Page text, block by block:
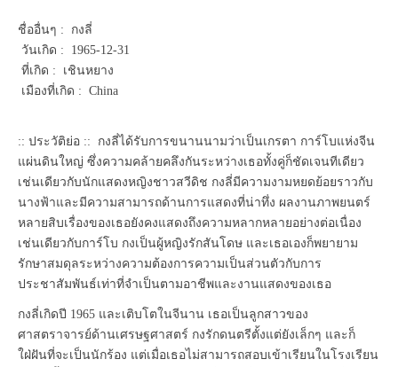
ชื่ออื่นๆ : กงลี่
วันเกิด : 1965-12-31
ที่เกิด : เชินหยาง
เมืองที่เกิด : China
:: ประวัติย่อ :: กงลี่ได้รับการขนานนามว่าเป็นเกรตา การ์โบแห่งจีน
แผ่นดินใหญ่ ซึ่งความคล้ายคลึงกันระหว่างเธอทั้งคู่ก็ชัดเจนทีเดียว
เช่นเดียวกับนักแสดงหญิงชาวสวีดิช กงลี่มีความงามหยดย้อยราวกับ
นางฟ้าและมีความสามารถด้านการแสดงที่น่าทึ่ง ผลงานภาพยนตร์
หลายสิบเรื่องของเธอยังคงแสดงถึงความหลากหลายอย่างต่อเนื่อง
เช่นเดียวกับการ์โบ กงเป็นผู้หญิงรักสันโดษ และเธอเองก็พยายาม
รักษาสมดุลระหว่างความต้องการความเป็นส่วนตัวกับการ
ประชาสัมพันธ์เท่าที่จำเป็นตามอาชีพและงานแสดงของเธอ
กงลี่เกิดปี 1965 และเติบโตในจีนาน เธอเป็นลูกสาวของ
ศาสตราจารย์ด้านเศรษฐศาสตร์ กงรักดนตรีตั้งแต่ยังเล็กๆ และก็
ใฝ่ฝันที่จะเป็นนักร้อง แต่เมื่อเธอไม่สามารถสอบเข้าเรียนในโรงเรียน